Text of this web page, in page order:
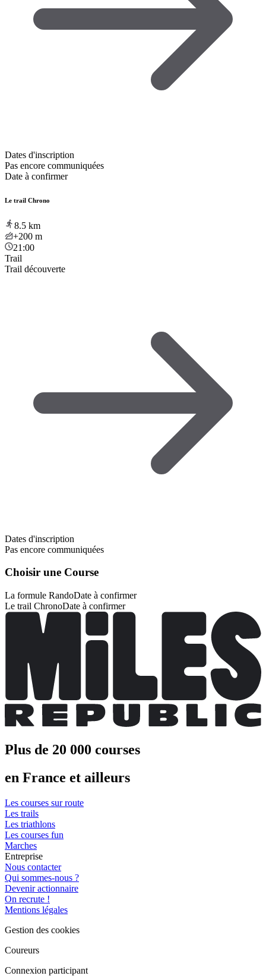
Dates d'inscription
Pas encore communiquées
Date à confirmer
Le trail Chrono
8.5 km
+200 m
21:00
Trail
Trail découverte
Dates d'inscription
Pas encore communiquées
Choisir une Course
La formule RandoDate à confirmer
Le trail ChronoDate à confirmer
Plus de 20 000 courses
en France et ailleurs
Les courses sur route
Les trails
Les triathlons
Les courses fun
Marches
Entreprise
Nous contacter
Qui sommes-nous ?
Devenir actionnaire
On recrute !
Mentions légales
Gestion des cookies
Coureurs
Connexion participant